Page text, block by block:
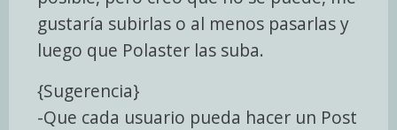
gustaría subirlas o al menos pasarlas y
luego que Polaster las suba.
{Sugerencia}
-Que cada usuario pueda hacer un Post